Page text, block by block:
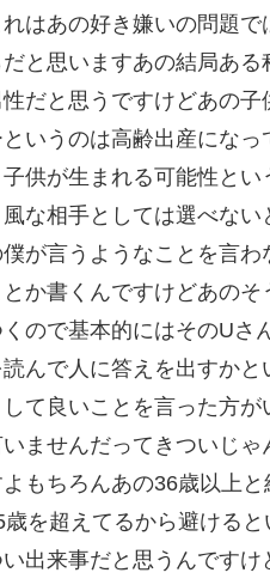
れはあの好き嫌いの問題
だと思いますあの結局あ
だと思うですけどあの
いうのは高齢出産にな
子供が生まれる可能性と
な相手としては選べな
僕が言うようなことを言
とか書くんですけどあの
ので基本的にはそのUさ
読んで人に答えを出すか
て良いことを言った方
いませんだってきついじ
よもちろんあの36歳以上
歳を超えてるから避ける
い出来事だと思うんです